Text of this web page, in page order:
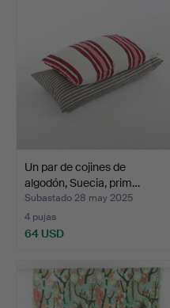
Un par de cojines de
algodón, Suecia, prim…
Subastado 28 may 2025
4 pujas
64 USD